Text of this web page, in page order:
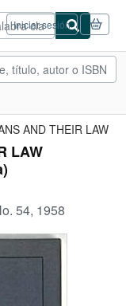
Iniciar sesión
AND THEIR LAW
LAW
54, 1958